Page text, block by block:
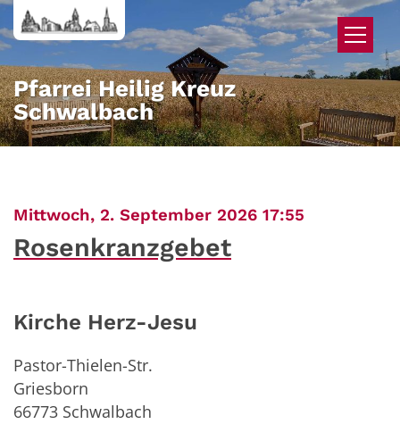
Zum Inhalt springen
Pfarrei Heilig Kreuz
Schwalbach
Mittwoch, 2. September 2026 17:55
Rosenkranzgebet
Kirche Herz-Jesu
Pastor-Thielen-Str.
Griesborn
66773 Schwalbach